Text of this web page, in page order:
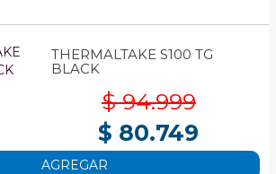
THERMALTAKE S100 TG
BLACK
$ 94.999
$ 80.749
AGREGAR